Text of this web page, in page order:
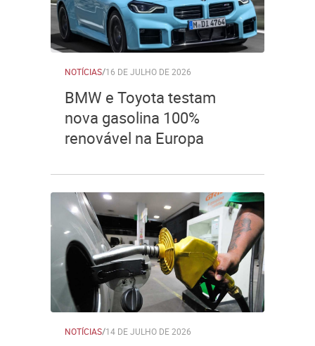
NOTÍCIAS/16 DE JULHO DE 2026
BMW e Toyota testam
nova gasolina 100%
renovável na Europa
NOTÍCIAS/14 DE JULHO DE 2026